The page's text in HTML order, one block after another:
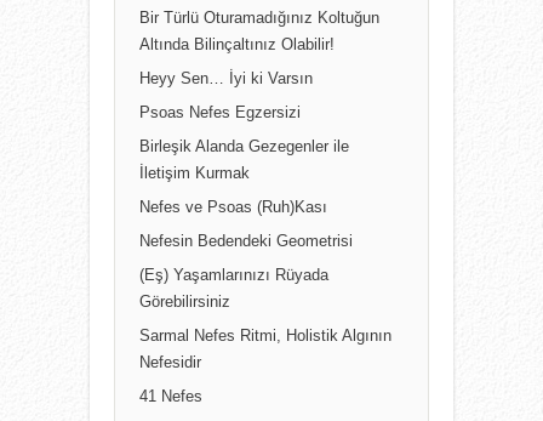
Bir Türlü Oturamadığınız Koltuğun
Altında Bilinçaltınız Olabilir!
Heyy Sen… İyi ki Varsın
Psoas Nefes Egzersizi
Birleşik Alanda Gezegenler ile
İletişim Kurmak
Nefes ve Psoas (Ruh)Kası
Nefesin Bedendeki Geometrisi
(Eş) Yaşamlarınızı Rüyada
Görebilirsiniz
Sarmal Nefes Ritmi, Holistik Algının
Nefesidir
41 Nefes